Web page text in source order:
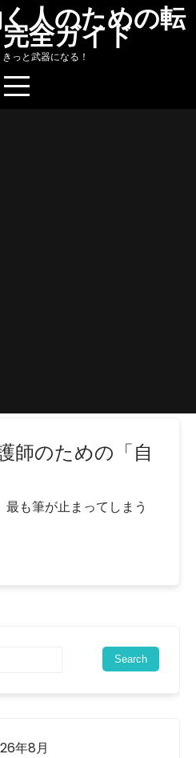
人のための転
全ガイド
っと武器になる！
師のための「自
も筆が止まってしまう
年8月